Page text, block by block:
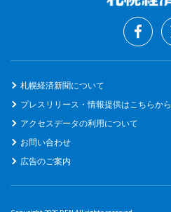
札幌経済新聞について
プレスリリース・情報提供はこちらから
アクセスデータの利用について
お問い合わせ
広告のご案内